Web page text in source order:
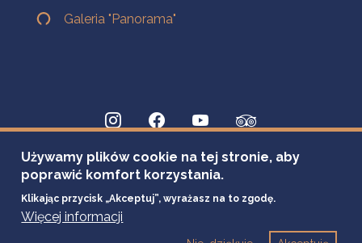
Galeria "Panorama"
Używamy plików cookie na tej stronie, aby
poprawić komfort korzystania.
Klikając przycisk „Akceptuj”, wyrażasz na to zgodę.
Więcej informacji